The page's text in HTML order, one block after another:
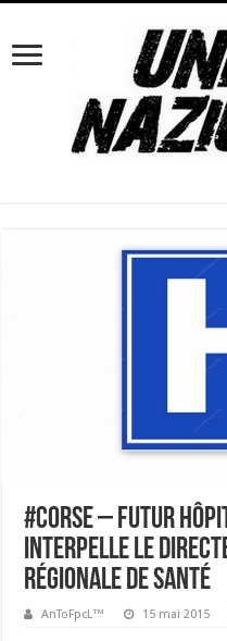
#Corse – Futur
interpelle le
Régionale de Santé
AnToFpcL™ 15 mai 2015